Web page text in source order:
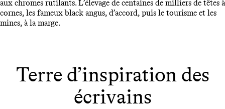
aux chromes rutilants. L’élevage de centaines de milliers de têtes à
cornes, les fameux black angus, d’accord, puis le tourisme et les
mines, à la marge.
Terre d’inspiration des
écrivains